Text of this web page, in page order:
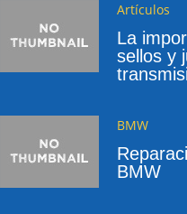
Artículos
La
sellos y
BMW
BMW